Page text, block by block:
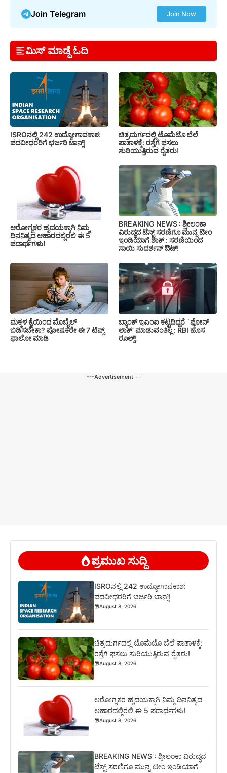
Join Telegram Join Now
ಮಿಸ್ ಮಾಡ್ದೆ ಓದಿ
ISROನಲ್ಲಿ 242 ಉದ್ಯೋಗಾವಕಾಶ:
ಪದವೀಧರರಿಗೆ ಭರ್ಜರಿ ಚಾನ್ಸ್!
ಚಿತ್ರದುರ್ಗದಲ್ಲಿ ಟೊಮೆಟೊ ಬೆಲೆ
ಪಾತಾಳಕ್ಕೆ: ರಸ್ತೆಗೆ ಫಸಲು
ಸುರಿಯುತ್ತಿರುವ ರೈತರು!
ಆರೋಗ್ಯಕರ ಹೃದಯಕ್ಕಾಗಿ ನಿಮ್ಮ
ದಿನನಿತ್ಯದ ಆಹಾರದಲ್ಲಿರಲಿ ಈ 5
ಪದಾರ್ಥಗಳು!
BREAKING NEWS : ಶ್ರೀಲಂಕಾ
ವಿರುದ್ಧದ ಟೆಸ್ಟ್ ಸರಣಿಗೂ ಮುನ್ನ ಟೀಂ
ಇಂಡಿಯಾಗೆ ಶಾಕ್ : ಸರಣಿಯಿಂದ
ಸಾಯಿ ಸುದರ್ಶನ್ ಔಟ್!
ಮಕ್ಕಳ ಕೈಯಿಂದ ಮೊಬೈಲ್
ಬಿಡಿಸಬೇಕಾ? ಪೋಷಕರೇ ಈ 7 ಟಿಪ್ಸ್
ಫಾಲೋ ಮಾಡಿ
ಬ್ಯಾಂಕ್ ಇಎಂಐ ಕಟ್ಟದಿದ್ದರೆ `ಫೋನ್
ಲಾಕ್’ ಮಾಡುವಂತಿಲ್ಲ : RBI ಹೊಸ
ರೂಲ್ಸ್!
---Advertisement---
ಪ್ರಮುಖ ಸುದ್ದಿ
ISROನಲ್ಲಿ 242 ಉದ್ಯೋಗಾವಕಾಶ:
ಪದವೀಧರರಿಗೆ ಭರ್ಜರಿ ಚಾನ್ಸ್!
August 8, 2026
ಚಿತ್ರದುರ್ಗದಲ್ಲಿ ಟೊಮೆಟೊ ಬೆಲೆ ಪಾತಾಳಕ್ಕೆ:
ರಸ್ತೆಗೆ ಫಸಲು ಸುರಿಯುತ್ತಿರುವ ರೈತರು!
August 8, 2026
ಆರೋಗ್ಯಕರ ಹೃದಯಕ್ಕಾಗಿ ನಿಮ್ಮ ದಿನನಿತ್ಯದ
ಆಹಾರದಲ್ಲಿರಲಿ ಈ 5 ಪದಾರ್ಥಗಳು!
August 8, 2026
BREAKING NEWS : ಶ್ರೀಲಂಕಾ ವಿರುದ್ಧದ
ಟೆಸ್ಟ್ ಸರಣಿಗೂ ಮುನ್ನ ಟೀಂ ಇಂಡಿಯಾಗೆ